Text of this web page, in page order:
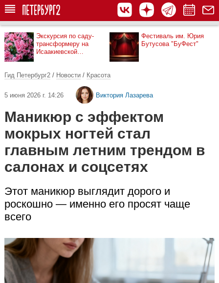
Экскурсия по саду-
трансформеру на
Исаакиевской
Фестиваль им. Юрия
Бутусова "БуФест"
Гид Петербург2 / Новости / Красота
5 июня 2026 г. 14:26 Виктория Лазарева
Маникюр с эффектом
мокрых ногтей стал
главным летним трендом в
салонах и соцсетях
Этот маникюр выглядит дорого и
роскошно — именно его просят чаще
всего